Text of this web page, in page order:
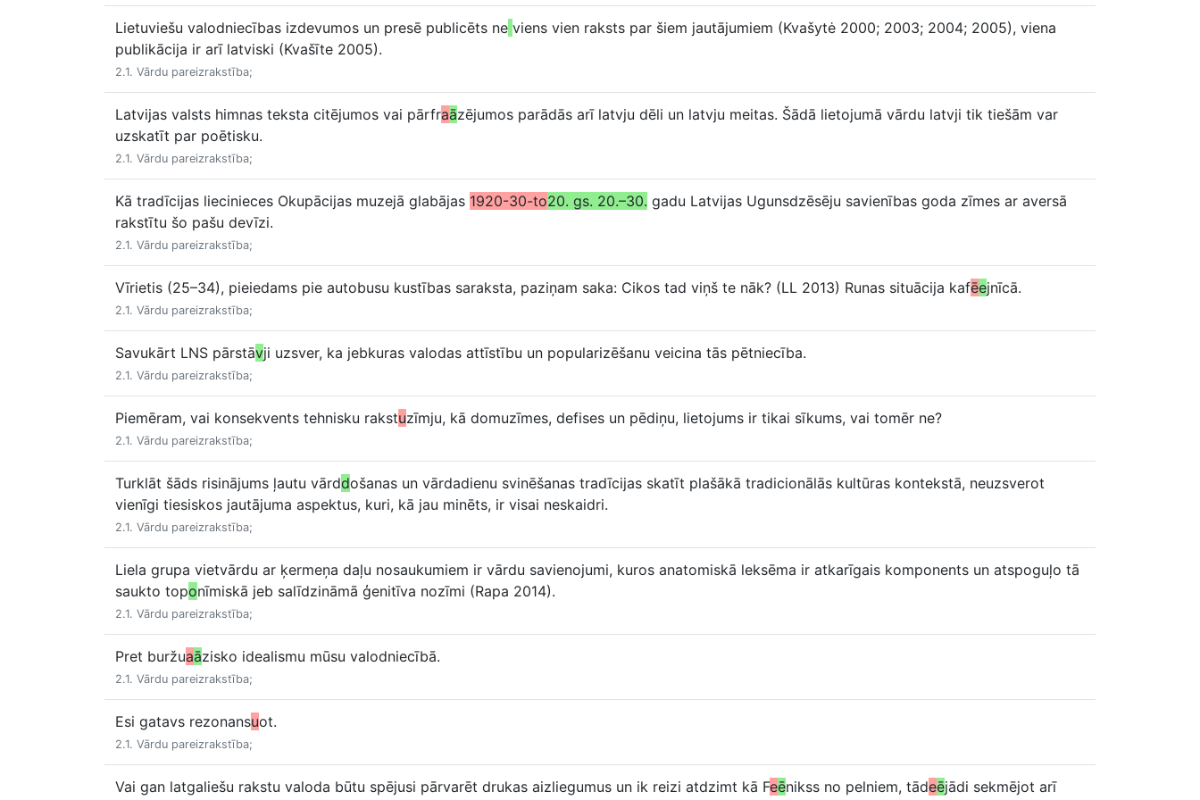
Lietuviešu valodniecības izdevumos un presē publicēts ne viens vien raksts par šiem jautājumiem (Kvašytė 2000; 2003; 2004; 2005), viena
publikācija ir arī latviski (Kvašīte 2005).
2.1. Vārdu pareizrakstība;
Latvijas valsts himnas teksta citējumos vai pārfraāzējumos parādās arī latvju dēli un latvju meitas. Šādā lietojumā vārdu latvji tik tiešām var
uzskatīt par poētisku.
2.1. Vārdu pareizrakstība;
Kā tradīcijas liecinieces Okupācijas muzejā glabājas 1920-30-to20. gs. 20.–30. gadu Latvijas Ugunsdzēsēju savienības goda zīmes ar aversā
rakstītu šo pašu devīzi.
2.1. Vārdu pareizrakstība;
Vīrietis (25–34), pieiedams pie autobusu kustības saraksta, paziņam saka: Cikos tad viņš te nāk? (LL 2013) Runas situācija kafēejnīcā.
2.1. Vārdu pareizrakstība;
Savukārt LNS pārstāvji uzsver, ka jebkuras valodas attīstību un popularizēšanu veicina tās pētniecība.
2.1. Vārdu pareizrakstība;
Piemēram, vai konsekvents tehnisku rakstuzīmju, kā domuzīmes, defises un pēdiņu, lietojums ir tikai sīkums, vai tomēr ne?
2.1. Vārdu pareizrakstība;
Turklāt šāds risinājums ļautu vārddošanas un vārdadienu svinēšanas tradīcijas skatīt plašākā tradicionālās kultūras kontekstā, neuzsverot
vienīgi tiesiskos jautājuma aspektus, kuri, kā jau minēts, ir visai neskaidri.
2.1. Vārdu pareizrakstība;
Liela grupa vietvārdu ar ķermeņa daļu nosaukumiem ir vārdu savienojumi, kuros anatomiskā leksēma ir atkarīgais komponents un atspoguļo tā
saukto toponīmiskā jeb salīdzināmā ģenitīva nozīmi (Rapa 2014).
2.1. Vārdu pareizrakstība;
Pret buržuaāzisko idealismu mūsu valodniecībā.
2.1. Vārdu pareizrakstība;
Esi gatavs rezonansuot.
2.1. Vārdu pareizrakstība;
Vai gan latgaliešu rakstu valoda būtu spējusi pārvarēt drukas aizliegumus un ik reizi atdzimt kā Feēnikss no pelniem, tādeējādi sekmējot arī